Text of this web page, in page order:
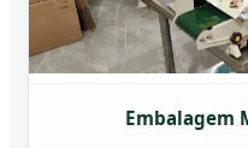
Embalagem